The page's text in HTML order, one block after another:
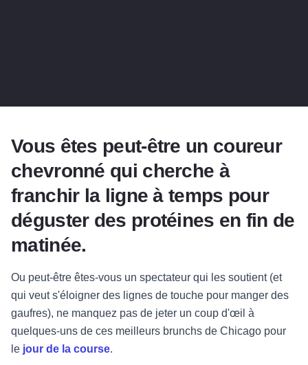
Vous êtes peut-être un coureur
chevronné qui cherche à
franchir la ligne à temps pour
déguster des protéines en fin de
matinée.
Ou peut-être êtes-vous un spectateur qui les soutient (et
qui veut s'éloigner des lignes de touche pour manger des
gaufres), ne manquez pas de jeter un coup d'œil à
quelques-uns de ces meilleurs brunchs de Chicago pour
le jour de la course.